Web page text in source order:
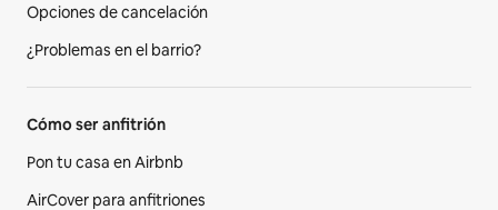
Opciones de cancelación
¿Problemas en el barrio?
Cómo ser anfitrión
Pon tu casa en Airbnb
AirCover para anfitriones